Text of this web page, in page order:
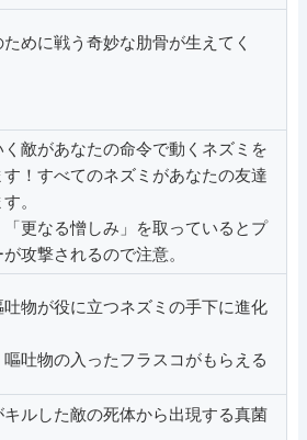
めに戦う奇妙な肋骨が生えてく
敵があなたの命令で動くネズミを
す！すべてのネズミがあなたの友達
。
「更なる憎しみ」を取っているとプ
攻撃されるので注意。
吐物が役に立つネズミの手下に進化
嘔吐物の入ったフラスコがもらえる
キルした敵の死体から出現する真菌